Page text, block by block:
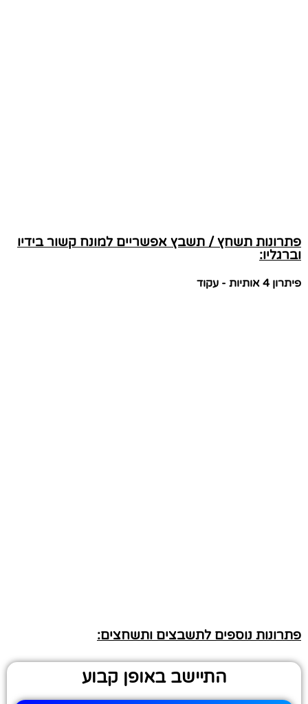
פתרונות תשחץ / תשבץ אפשריים למונח קשור בידיו
וברגליו:
פיתרון 4 אותיות - עקוד
פתרונות נוספים לתשבצים ותשחצים:
התיישב באופן קבוע